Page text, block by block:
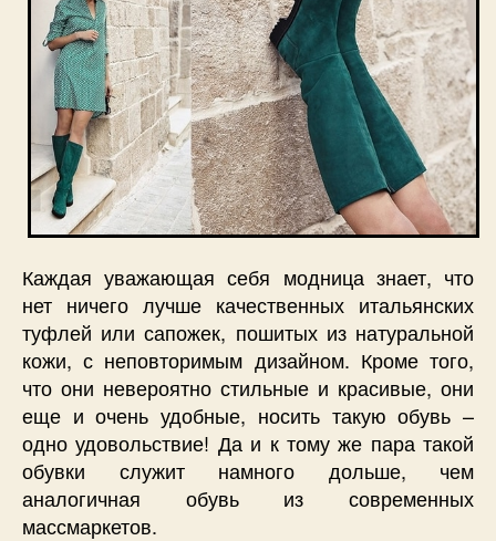
Каждая уважающая себя модница знает, что
нет ничего лучше качественных итальянских
туфлей или сапожек, пошитых из натуральной
кожи, с неповторимым дизайном. Кроме того,
что они невероятно стильные и красивые, они
еще и очень удобные, носить такую обувь –
одно удовольствие! Да и к тому же пара такой
обувки служит намного дольше, чем
аналогичная обувь из современных
массмаркетов.